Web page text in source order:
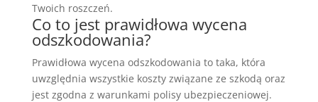
Twoich roszczeń.
Co to jest prawidłowa wycena
odszkodowania?
Prawidłowa wycena odszkodowania to taka, która
uwzględnia wszystkie koszty związane ze szkodą oraz
jest zgodna z warunkami polisy ubezpieczeniowej.